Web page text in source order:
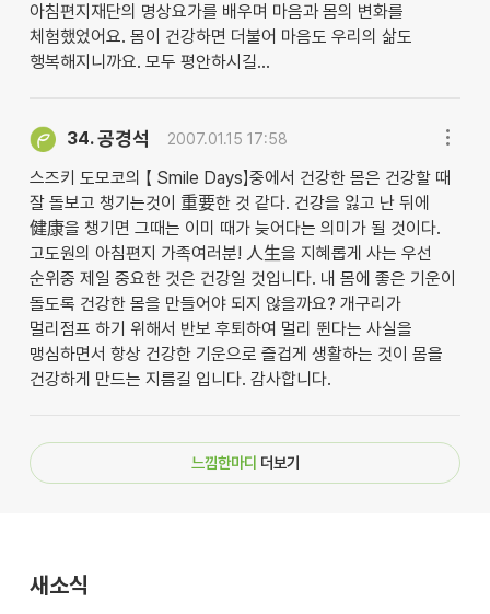
아침편지재단의 명상요가를 배우며 마음과 몸의 변화를
체험했었어요. 몸이 건강하면 더불어 마음도 우리의 삶도
행복해지니까요. 모두 평안하시길...
34.공경석 2007.01.15 17:58
스즈키 도모코의 【 Smile Days】중에서 건강한 몸은 건강할 때
잘 돌보고 챙기는것이 重要한 것 같다. 건강을 잃고 난 뒤에
健康을 챙기면 그때는 이미 때가 늦어다는 의미가 될 것이다.
고도원의 아침편지 가족여러분! 人生을 지혜롭게 사는 우선
순위중 제일 중요한 것은 건강일 것입니다. 내 몸에 좋은 기운이
돌도록 건강한 몸을 만들어야 되지 않을까요? 개구리가
멀리점프 하기 위해서 반보 후퇴하여 멀리 뛴다는 사실을
맹심하면서 항상 건강한 기운으로 즐겁게 생활하는 것이 몸을
건강하게 만드는 지름길 입니다. 감사합니다.
느낌한마디 더보기
새소식